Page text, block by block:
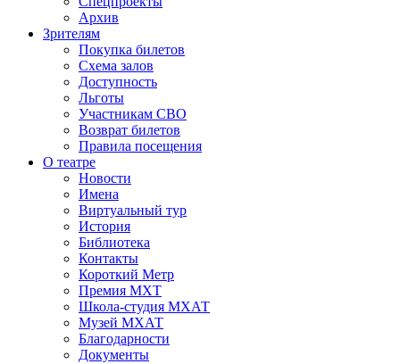
Архив
Зрителям
Покупка билетов
Схема залов
Доступность
Льготы
Участникам СВО
Возврат билетов
Правила посещения
О театре
Новости
Имена
Виртуальный тур
История
Библиотека
Контакты
Короткий Метр
Премия МХТ
Школа-студия МХАТ
Музей МХАТ
Благодарности
Документы